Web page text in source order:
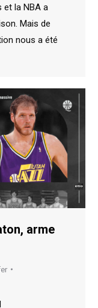
et la NBA a
Mais de
nous a été
arme